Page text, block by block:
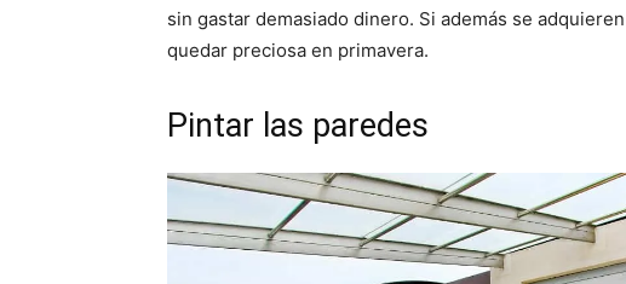
sin gastar demasiado dinero. Si además se
quedar preciosa en primavera.
Pintar las paredes